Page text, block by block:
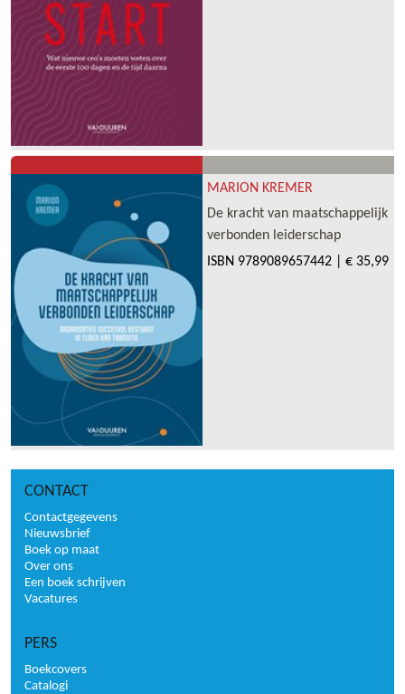
MARION KREMER
De kracht van maatschappelijk
verbonden leiderschap
ISBN 9789089657442 € 35,99
CONTACT
Contactgegevens
Nieuwsbrief
Boek op maat
Over ons
Een boek schrijven
Vacatures
PERS
Boekcovers
Catalogi